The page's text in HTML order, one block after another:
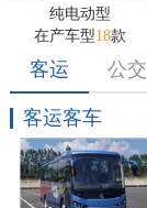
纯电动型
在产车型18款
客运 公交
客运客车